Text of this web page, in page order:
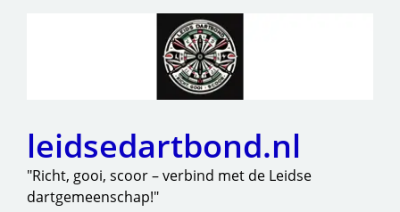
leidsedartbond.nl
"Richt, gooi, scoor – verbind met de Leidse
dartgemeenschap!"